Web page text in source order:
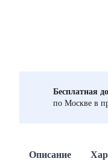
Бесплатная
по Москве в
Описание